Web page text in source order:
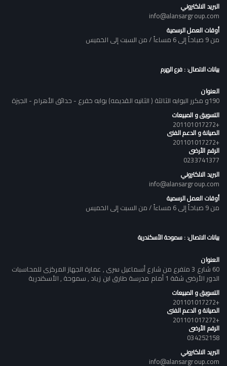
البريد الالكتروني
info@alansargroup.com
أوقات العمل الرسمية
من 9 صباحاً إلى 6 مساءاً / من السبت إلى الخميس
بيانات الاتصال: : فرع الهرم
العنوان
190و مكرر البوابه الثالثة ( الثانيه القديمه) بوابه خفرع - حدائق الأهرام - الجيزة
التسويق و المبيعات
+201101017272
الصيانة و الدعم الفنى
+201101017272
الرقم الأرضى
0233741377
البريد الالكتروني
info@alansargroup.com
أوقات العمل الرسمية
من 9 صباحاً إلى 6 مساءاً / من السبت إلى الخميس
بيانات الاتصال: : سموحة الأسكندرية
العنوان
60 شارع 3 متفرع من شارع أسماعيل سرى , عمارة الجهاز المركزى للمحاسبات
الدور الأرضى شقة 1 أمام مدرسة طارق ابن زياد , سموحة , الأسكندرية
التسويق و المبيعات
+201101017272
الصيانة و الدعم الفنى
+201101017272
الرقم الأرضى
034252158
البريد الالكتروني
info@alansargroup.com